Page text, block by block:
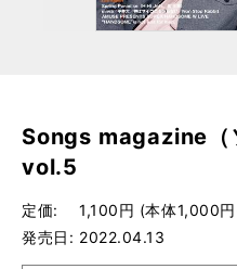
Songs magazine（
vol.5
定価
1,100円 (本体1,000
発売日
2022.04.13